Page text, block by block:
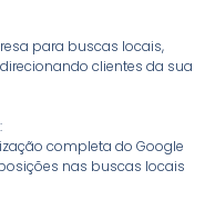
para buscas locais,
clientes da sua
completa do Google
nas buscas locais